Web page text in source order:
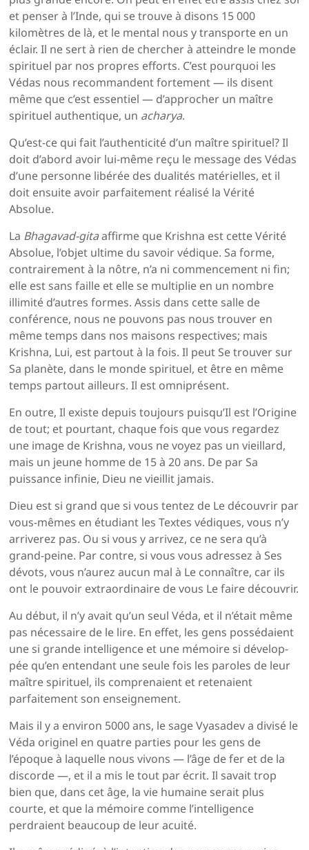
et penser à l’Inde, qui se trouve à disons 15 000
kilomètres de là, et le mental nous y transporte en un
éclair. Il ne sert à rien de chercher à atteindre le monde
spirituel par nos propres efforts. C’est pourquoi les
Védas nous recom­mandent fortement — ils disent
même que c’est essentiel — d’approcher un maître
spirituel authentique, un acharya.
Qu’est-ce qui fait l’authenticité d’un maître spirituel? Il
doit d’abord avoir lui-même reçu le message des Védas
d’une personne libérée des dualités matérielles, et il
doit ensuite avoir parfaitement réalisé la Vérité
Absolue.
La Bhagavad-gitaaffirme que Krishna est cette Vérité
Absolue, l’objet ultime du savoir védique. Sa forme,
contrai­rement à la nôtre, n’a ni commencement ni fin;
elle est sans faille et elle se multiplie en un nombre
illimité d’autres formes. Assis dans cette salle de
conférence, nous ne pou­vons pas nous trouver en
même temps dans nos maisons respectives; mais
Krishna, Lui, est partout à la fois. Il peut Se trouver sur
Sa planète, dans le monde spirituel, et être en même
temps partout ailleurs. Il est omniprésent.
En outre, Il existe depuis toujours puisqu’Il est l’Origine
de tout; et pourtant, chaque fois que vous regardez
une image de Krishna, vous ne voyez pas un vieillard,
mais un jeune homme de 15 à 20 ans. De par Sa
puissance infinie, Dieu ne vieillit jamais.
Dieu est si grand que si vous tentez de Le découvrir par
vous-mêmes en étudiant les Textes védiques, vous n’y
arriverez pas. Ou si vous y arrivez, ce ne sera qu’à
grand-peine. Par contre, si vous vous adressez à Ses
dévots, vous n’aurez aucun mal à Le connaître, car ils
ont le pouvoir extraordinaire de vous Le faire découvrir.
Au début, il n’y avait qu’un seul Véda, et il n’était même
pas nécessaire de le lire. En effet, les gens possédaient
une si grande intelligence et une mémoire si dévelop­
pée qu’en entendant une seule fois les paroles de leur
maître spirituel, ils comprenaient et retenaient
parfaite­ment son enseignement.
Mais il y a environ 5000 ans, le sage Vyasadev a divisé le
Véda originel en quatre parties pour les gens de
l’époque à laquelle nous vivons — l’âge de fer et de la
discorde —, et il a mis le tout par écrit. Il savait trop
bien que, dans cet âge, la vie humaine serait plus
courte, et que la mémoire comme l’intelligence
perdraient beaucoup de leur acuité.